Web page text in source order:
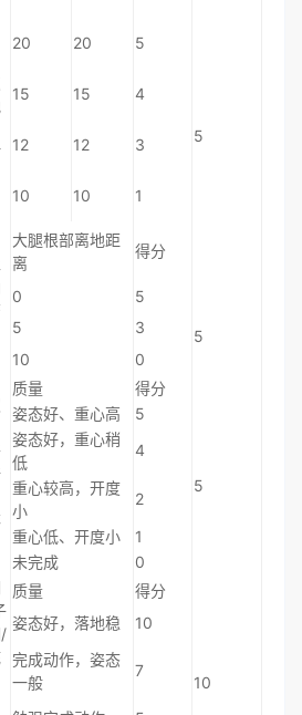
5
20 20 5
15 15 4
12 12 3
10 10 1
大腿根部离地距
离
得分
5
0
5
5
3
10
0
质量 得分
5
姿态好、重心高
5
姿态好，重心稍
低
4
重心较高，开度
小
2
重心低、开度小
1
未完成
0
质量 得分
10
姿态好，落地稳
10
完成动作，姿态
一般
7